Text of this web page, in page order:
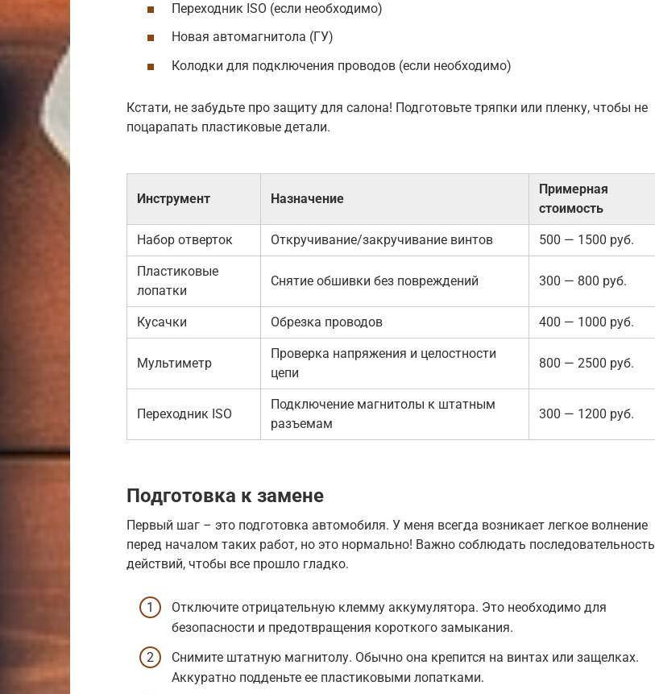
Переходник ISO (если необходимо)
Новая автомагнитола (ГУ)
Колодки для подключения проводов (если необходимо)
Кстати, не забудьте про защиту для салона! Подготовьте тряпки или пленку, чтобы не
поцарапать пластиковые детали.
Инструмент Назначение
Примерная
стоимость
Набор отверток Откручивание/закручивание винтов 500 — 1500 руб.
Пластиковые
лопатки
Снятие обшивки без повреждений 300 — 800 руб.
Кусачки Обрезка проводов 400 — 1000 руб.
Мультиметр
Проверка напряжения и целостности
цепи
800 — 2500 руб.
Переходник ISO
Подключение магнитолы к штатным
разъемам
300 — 1200 руб.
Подготовка к замене
Первый шаг – это подготовка автомобиля. У меня всегда возникает легкое волнение
перед началом таких работ, но это нормально! Важно соблюдать последовательность
действий, чтобы все прошло гладко.
Отключите отрицательную клемму аккумулятора. Это необходимо для
безопасности и предотвращения короткого замыкания.
Снимите штатную магнитолу. Обычно она крепится на винтах или защелках.
Аккуратно подденьте ее пластиковыми лопатками.